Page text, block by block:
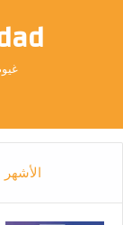
الأشهر